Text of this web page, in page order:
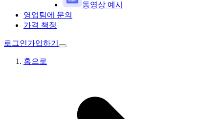
동영상 예시
영업팀에 문의
가격 책정
로그인가입하기
홈으로